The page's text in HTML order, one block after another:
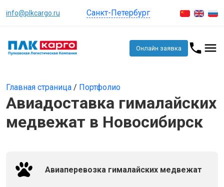
info@plkcargo.ru Санкт-Петербург
Онлайн заявка
Главная страница / Портфолио
Авиадоставка гималайских
медвежат в Новосибирск
Авиаперевозка гималайских медвежат